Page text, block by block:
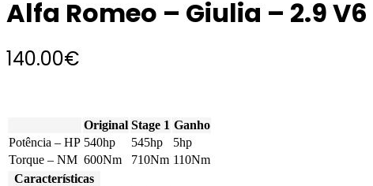
Alfa Romeo – Giulia – 2.9
140.00€
Original Stage 1 Ganho
Potência – HP 540hp 545hp
5hp
Torque – NM 600Nm 710Nm 110Nm
Características